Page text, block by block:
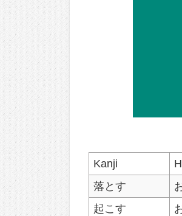
Kanji
落とす
起こす